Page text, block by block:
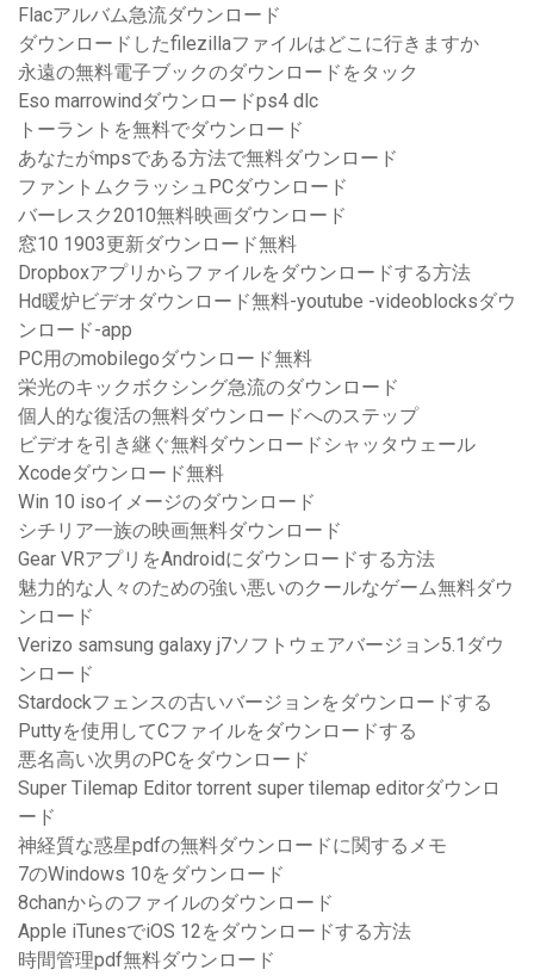
Flacアルバム急流ダウンロード
ダウンロードしたfilezillaファイルはどこに行きますか
永遠の無料電子ブックのダウンロードをタック
Eso marrowindダウンロードps4 dlc
トーラントを無料でダウンロード
あなたがmpsである方法で無料ダウンロード
ファントムクラッシュPCダウンロード
バーレスク2010無料映画ダウンロード
窓10 1903更新ダウンロード無料
Dropboxアプリからファイルをダウンロードする方法
Hd暖炉ビデオダウンロード無料-youtube -videoblocksダウ
ンロード-app
PC用のmobilegoダウンロード無料
栄光のキックボクシング急流のダウンロード
個人的な復活の無料ダウンロードへのステップ
ビデオを引き継ぐ無料ダウンロードシャッタウェール
Xcodeダウンロード無料
Win 10 isoイメージのダウンロード
シチリア一族の映画無料ダウンロード
Gear VRアプリをAndroidにダウンロードする方法
魅力的な人々のための強い悪いのクールなゲーム無料ダウ
ンロード
Verizo samsung galaxy j7ソフトウェアバージョン5.1ダウ
ンロード
Stardockフェンスの古いバージョンをダウンロードする
Puttyを使用してCファイルをダウンロードする
悪名高い次男のPCをダウンロード
Super Tilemap Editor torrent super tilemap editorダウンロ
ード
神経質な惑星pdfの無料ダウンロードに関するメモ
7のWindows 10をダウンロード
8chanからのファイルのダウンロード
Apple iTunesでiOS 12をダウンロードする方法
時間管理pdf無料ダウンロード